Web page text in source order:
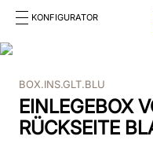
KONFIGURATOR
Cosa stai cercando?
1.smart nova
BOX.INS.GLT.BLU
EINLEGEBOX
RÜCKSEITE